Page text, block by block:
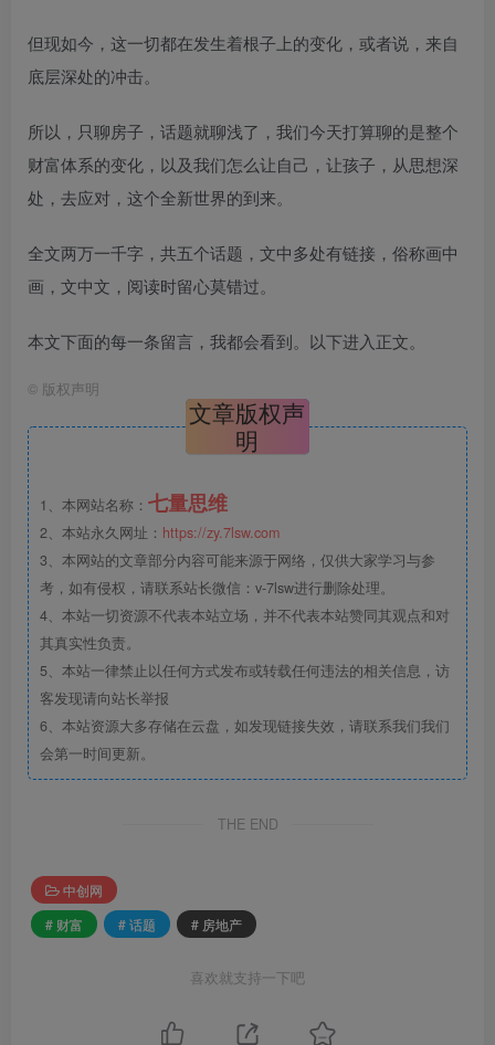
但现如今，这一切都在发生着根子上的变化，或者说，来自
底层深处的冲击。
所以，只聊房子，话题就聊浅了，我们今天打算聊的是整个
财富体系的变化，以及我们怎么让自己，让孩子，从思想深
处，去应对，这个全新世界的到来。
全文两万一千字，共五个话题，文中多处有链接，俗称画中
画，文中文，阅读时留心莫错过。
本文下面的每一条留言，我都会看到。以下进入正文。
© 版权声明
文章版权声
明
1、本网站名称： 七量思维
2、本站永久网址： https://zy.7lsw.com
3、本网站的文章部分内容可能来源于网络，仅供大家学习与参
考，如有侵权，请联系站长微信：v-7lsw进行删除处理。
4、本站一切资源不代表本站立场，并不代表本站赞同其观点和对
其真实性负责。
5、本站一律禁止以任何方式发布或转载任何违法的相关信息，访
客发现请向站长举报
6、本站资源大多存储在云盘，如发现链接失效，请联系我们我们
会第一时间更新。
THE END
中创网
# 财富
# 话题 # 房地产
喜欢就支持一下吧